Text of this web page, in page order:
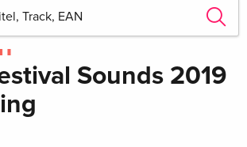
Teilen
Sounds 2019